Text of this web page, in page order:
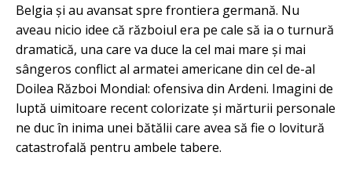
Belgia și au avansat spre frontiera germană. Nu
aveau nicio idee că războiul era pe cale să ia o turnură
dramatică, una care va duce la cel mai mare și mai
sângeros conflict al armatei americane din cel de-al
Doilea Război Mondial: ofensiva din Ardeni. Imagini de
luptă uimitoare recent colorizate și mărturii personale
ne duc în inima unei bătălii care avea să fie o lovitură
catastrofală pentru ambele tabere.